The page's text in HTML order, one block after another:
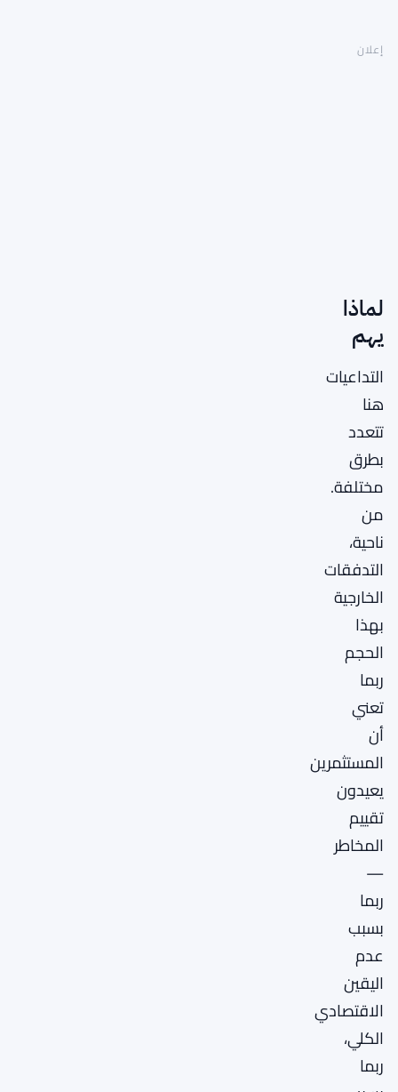
إعلان
لماذا
يهم
التداعيات
هنا
تتعدد
بطرق
مختلفة.
من
ناحية،
التدفقات
الخارجية
بهذا
الحجم
ربما
تعني
أن
المستثمرين
يعيدون
تقييم
المخاطر
—
ربما
بسبب
عدم
اليقين
الاقتصادي
الكلي،
ربما